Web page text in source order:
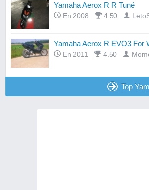
Yamaha Aerox R R Tuné
En 2008 4.50
Yamaha Aerox R EVO3 For
En 2011 4.50
Top